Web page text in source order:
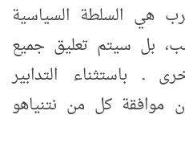
هي السلطة السياسية
بل سيتم تعليق جميع
ـ باستثناء التدابير
موافقة كل من نتنياهو